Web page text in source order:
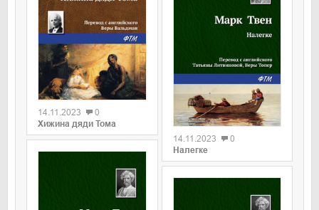
14.11.2023
0
Хижина дяди Тома
0
14.11.2023
0
Налегке